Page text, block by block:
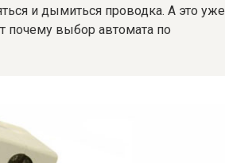
и дымиться проводка. А это уже
почему выбор автомата по